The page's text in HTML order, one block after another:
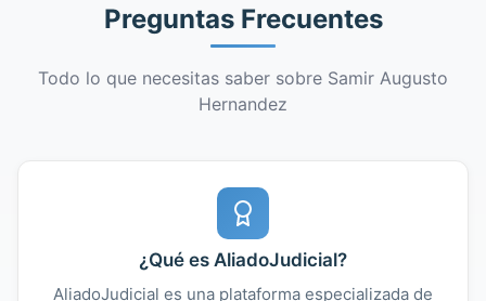
Preguntas Frecuentes
Todo lo que necesitas saber sobre Samir Augusto
Hernandez
¿Qué es AliadoJudicial?
AliadoJudicial es una plataforma especializada de